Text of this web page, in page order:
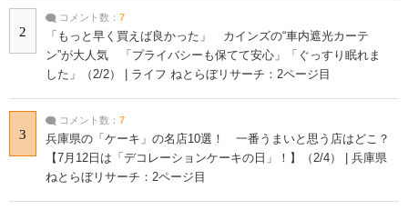
2
コメント数： 7
「もっと早く買えば良かった」 カインズの“車内遮光カーテ
ン”が大人気 「プライバシーも保てて安心」「ぐっすり眠れま
した」（2/2） | ライフ ねとらぼリサーチ：2ページ目
3
コメント数： 7
兵庫県の「ケーキ」の名店10選！ 一番うまいと思う店はどこ？
【7月12日は「デコレーションケーキの日」！】（2/4） | 兵庫県
ねとらぼリサーチ：2ページ目